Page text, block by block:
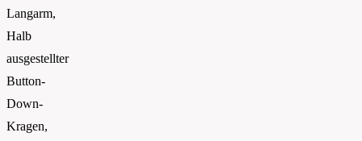
Langarm,
Halb
ausgestellter
Button-
Down-
Kragen,